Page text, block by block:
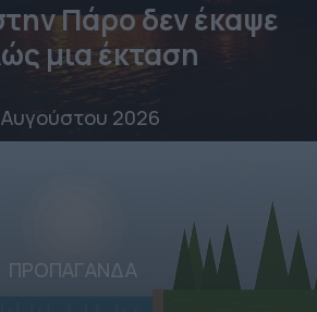
Πάρο δεν έκαψε
μια έκταση
2026
ΠΡΟΠΑΓΑΝΔΑ